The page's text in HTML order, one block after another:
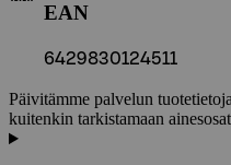
EAN
6429830124511
Päivitämme palvelun
kuitenkin tarkistamaan